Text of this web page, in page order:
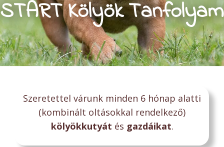
START Kölyök Tanfolyam
Szeretettel várunk minden 6 hónap alatti
(kombinált oltásokkal rendelkező)
kölyökkutyát és gazdáikat.